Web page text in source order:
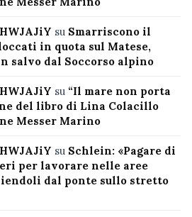
su Smarriscono il
in quota sul Matese,
salvo dal Soccorso alpino
su “Il mare non porta
del libro di Lina Colacillo
Messer Marino
su Schlein: «Pagare di
per lavorare nelle aree
dal ponte sullo stretto